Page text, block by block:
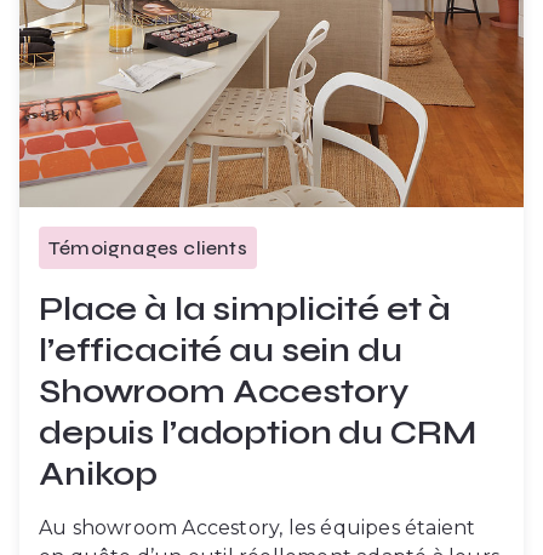
Témoignages clients
Place à la simplicité et à
l’efficacité au sein du
Showroom Accestory
depuis l’adoption du CRM
Anikop
Au showroom Accestory, les équipes étaient